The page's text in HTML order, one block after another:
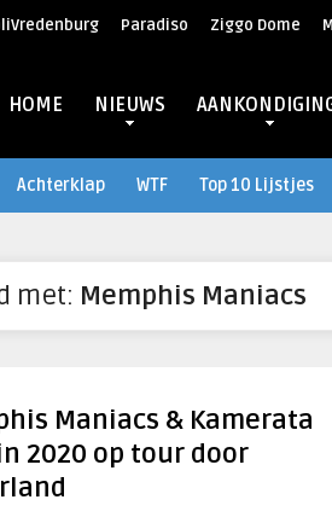
Paradiso Ziggo Dome
HOME NIEUWS
Achterklap WTF Top 10 Lijstjes
met: Memphis Maniacs
Maniacs & Kamerata
2020 op tour door